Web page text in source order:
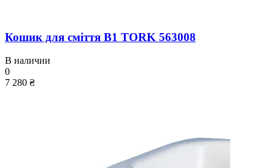
Кошик для сміття B1 TORK 563008
В наличии
0
7 280 ₴